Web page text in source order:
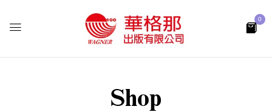
0
Shop